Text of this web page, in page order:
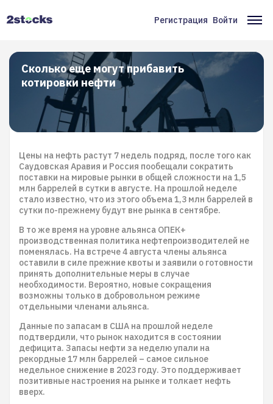
Меню
учётной
записи
пользователя
Регистрация Войти
Сколько еще могут прибавить
котировки нефти
Цены на нефть растут 7 недель подряд, после того как
Саудовская Аравия и Россия пообещали сократить
поставки на мировые рынки в общей сложности на 1,5
млн баррелей в сутки в августе. На прошлой неделе
стало известно, что из этого объема 1,3 млн баррелей в
сутки по-прежнему будут вне рынка в сентябре.
В то же время на уровне альянса ОПЕК+
производственная политика нефтепроизводителей не
поменялась. На встрече 4 августа члены альянса
оставили в силе прежние квоты и заявили о готовности
принять дополнительные меры в случае
необходимости. Вероятно, новые сокращения
возможны только в добровольном режиме
отдельными членами альянса.
Данные по запасам в США на прошлой неделе
подтвердили, что рынок находится в состоянии
дефицита. Запасы нефти за неделю упали на
рекордные 17 млн баррелей – самое сильное
недельное снижение в 2023 году. Это поддерживает
позитивные настроения на рынке и толкает нефть
вверх.